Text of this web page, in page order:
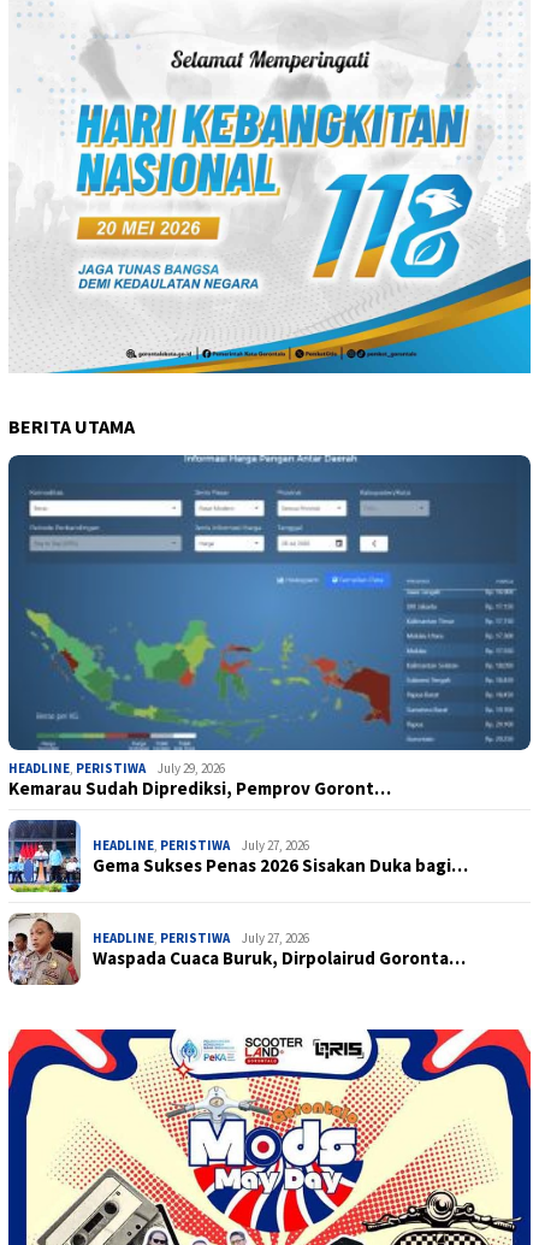
BERITA UTAMA
HEADLINE, PERISTIWA July 29, 2026
Kemarau Sudah Diprediksi, Pemprov Goront…
HEADLINE, PERISTIWA July 27, 2026
Gema Sukses Penas 2026 Sisakan Duka bagi…
HEADLINE, PERISTIWA July 27, 2026
Waspada Cuaca Buruk, Dirpolairud Goronta…